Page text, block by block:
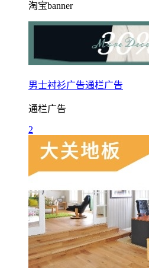
淘宝banner
男士衬衫广告通栏广告
通栏广告
2